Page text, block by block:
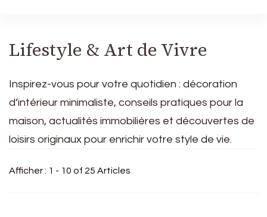
Lifestyle & Art de Vivre
Inspirez-vous pour votre quotidien : décoration
d’intérieur minimaliste, conseils pratiques pour la
maison, actualités immobilières et découvertes de
loisirs originaux pour enrichir votre style de vie.
Afficher : 1 - 10 of 25 Articles